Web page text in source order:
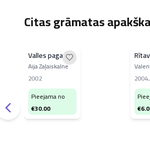
Citas grāmatas
Valles pagasts
Aija Zaļaiskalne
2002
Pieejama no
€30.00
2004,
€